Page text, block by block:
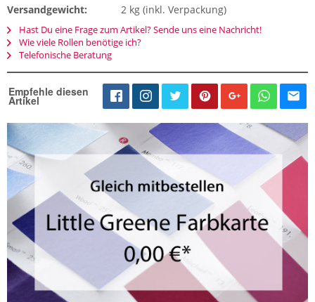
Versandgewicht:
2 kg (inkl. Verpackung)
Hast Du eine Frage zum Artikel? Sende uns eine Nachricht!
Wie viele Rollen benötige ich?
Telefonische Beratung
Empfehle diesen
Artikel